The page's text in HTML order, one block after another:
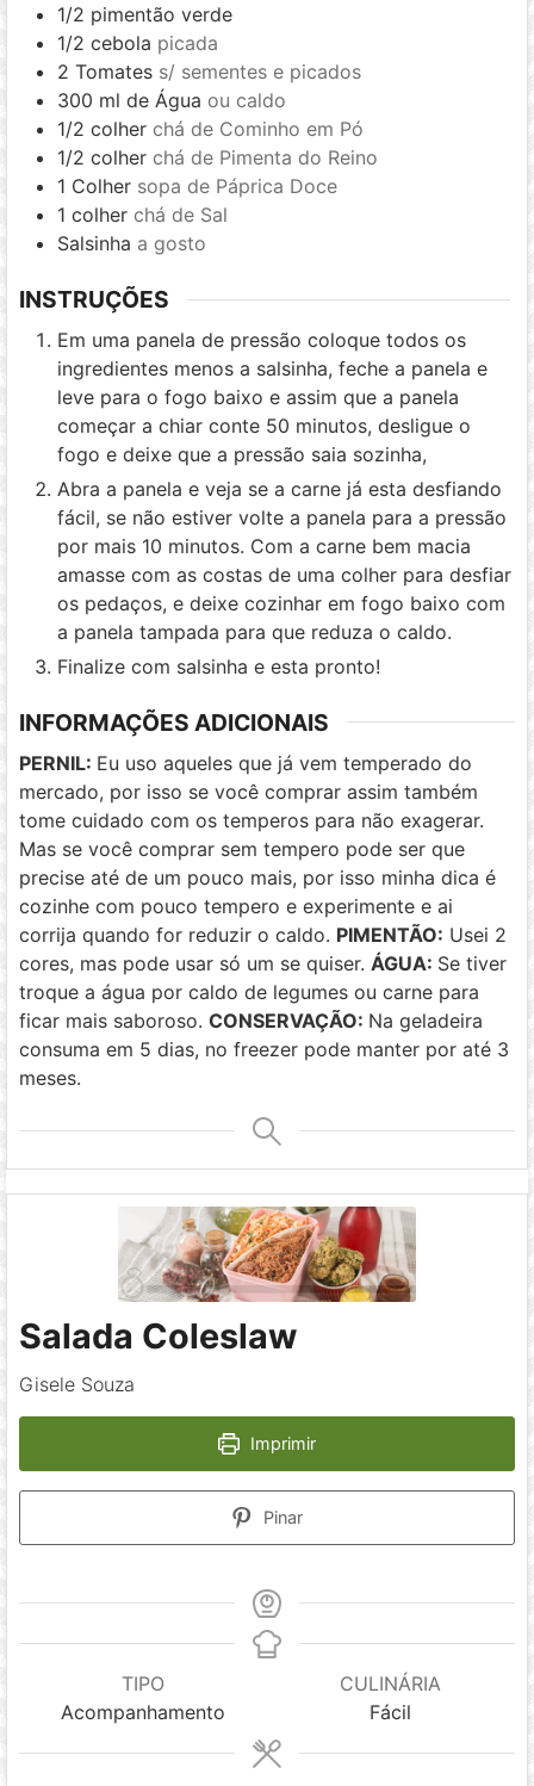
1/2 pimentão verde
1/2 cebola picada
2 Tomates s/ sementes e picados
300 ml de Água ou caldo
1/2 colher chá de Cominho em Pó
1/2 colher chá de Pimenta do Reino
1 Colher sopa de Páprica Doce
1 colher chá de Sal
Salsinha a gosto
INSTRUÇÕES
Em uma panela de pressão coloque todos os
ingredientes menos a salsinha, feche a panela e
leve para o fogo baixo e assim que a panela
começar a chiar conte 50 minutos, desligue o
fogo e deixe que a pressão saia sozinha,
Abra a panela e veja se a carne já esta desfiando
fácil, se não estiver volte a panela para a pressão
por mais 10 minutos. Com a carne bem macia
amasse com as costas de uma colher para desfiar
os pedaços, e deixe cozinhar em fogo baixo com
a panela tampada para que reduza o caldo.
Finalize com salsinha e esta pronto!
INFORMAÇÕES ADICIONAIS
PERNIL: Eu uso aqueles que já vem temperado do
mercado, por isso se você comprar assim também
tome cuidado com os temperos para não exagerar.
Mas se você comprar sem tempero pode ser que
precise até de um pouco mais, por isso minha dica é
cozinhe com pouco tempero e experimente e ai
corrija quando for reduzir o caldo. PIMENTÃO: Usei 2
cores, mas pode usar só um se quiser.ÁGUA: Se tiver
troque a água por caldo de legumes ou carne para
ficar mais saboroso.CONSERVAÇÃO: Na geladeira
consuma em 5 dias, no freezer pode manter por até 3
meses.
Salada Coleslaw
Gisele Souza
Imprimir
Pinar
TIPO
Acompanhamento
CULINÁRIA
Fácil